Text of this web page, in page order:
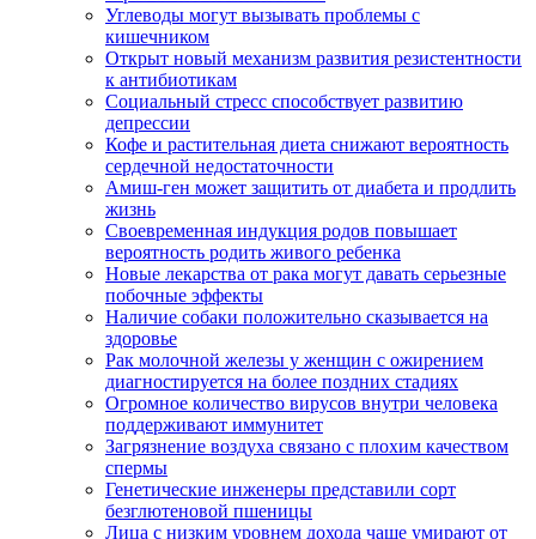
Углеводы могут вызывать проблемы с
кишечником
Открыт новый механизм развития резистентности
к антибиотикам
Социальный стресс способствует развитию
депрессии
Кофе и растительная диета снижают вероятность
сердечной недостаточности
Амиш-ген может защитить от диабета и продлить
жизнь
Своевременная индукция родов повышает
вероятность родить живого ребенка
Новые лекарства от рака могут давать серьезные
побочные эффекты
Наличие собаки положительно сказывается на
здоровье
Рак молочной железы у женщин с ожирением
диагностируется на более поздних стадиях
Огромное количество вирусов внутри человека
поддерживают иммунитет
Загрязнение воздуха связано с плохим качеством
спермы
Генетические инженеры представили сорт
безглютеновой пшеницы
Лица с низким уровнем дохода чаще умирают от